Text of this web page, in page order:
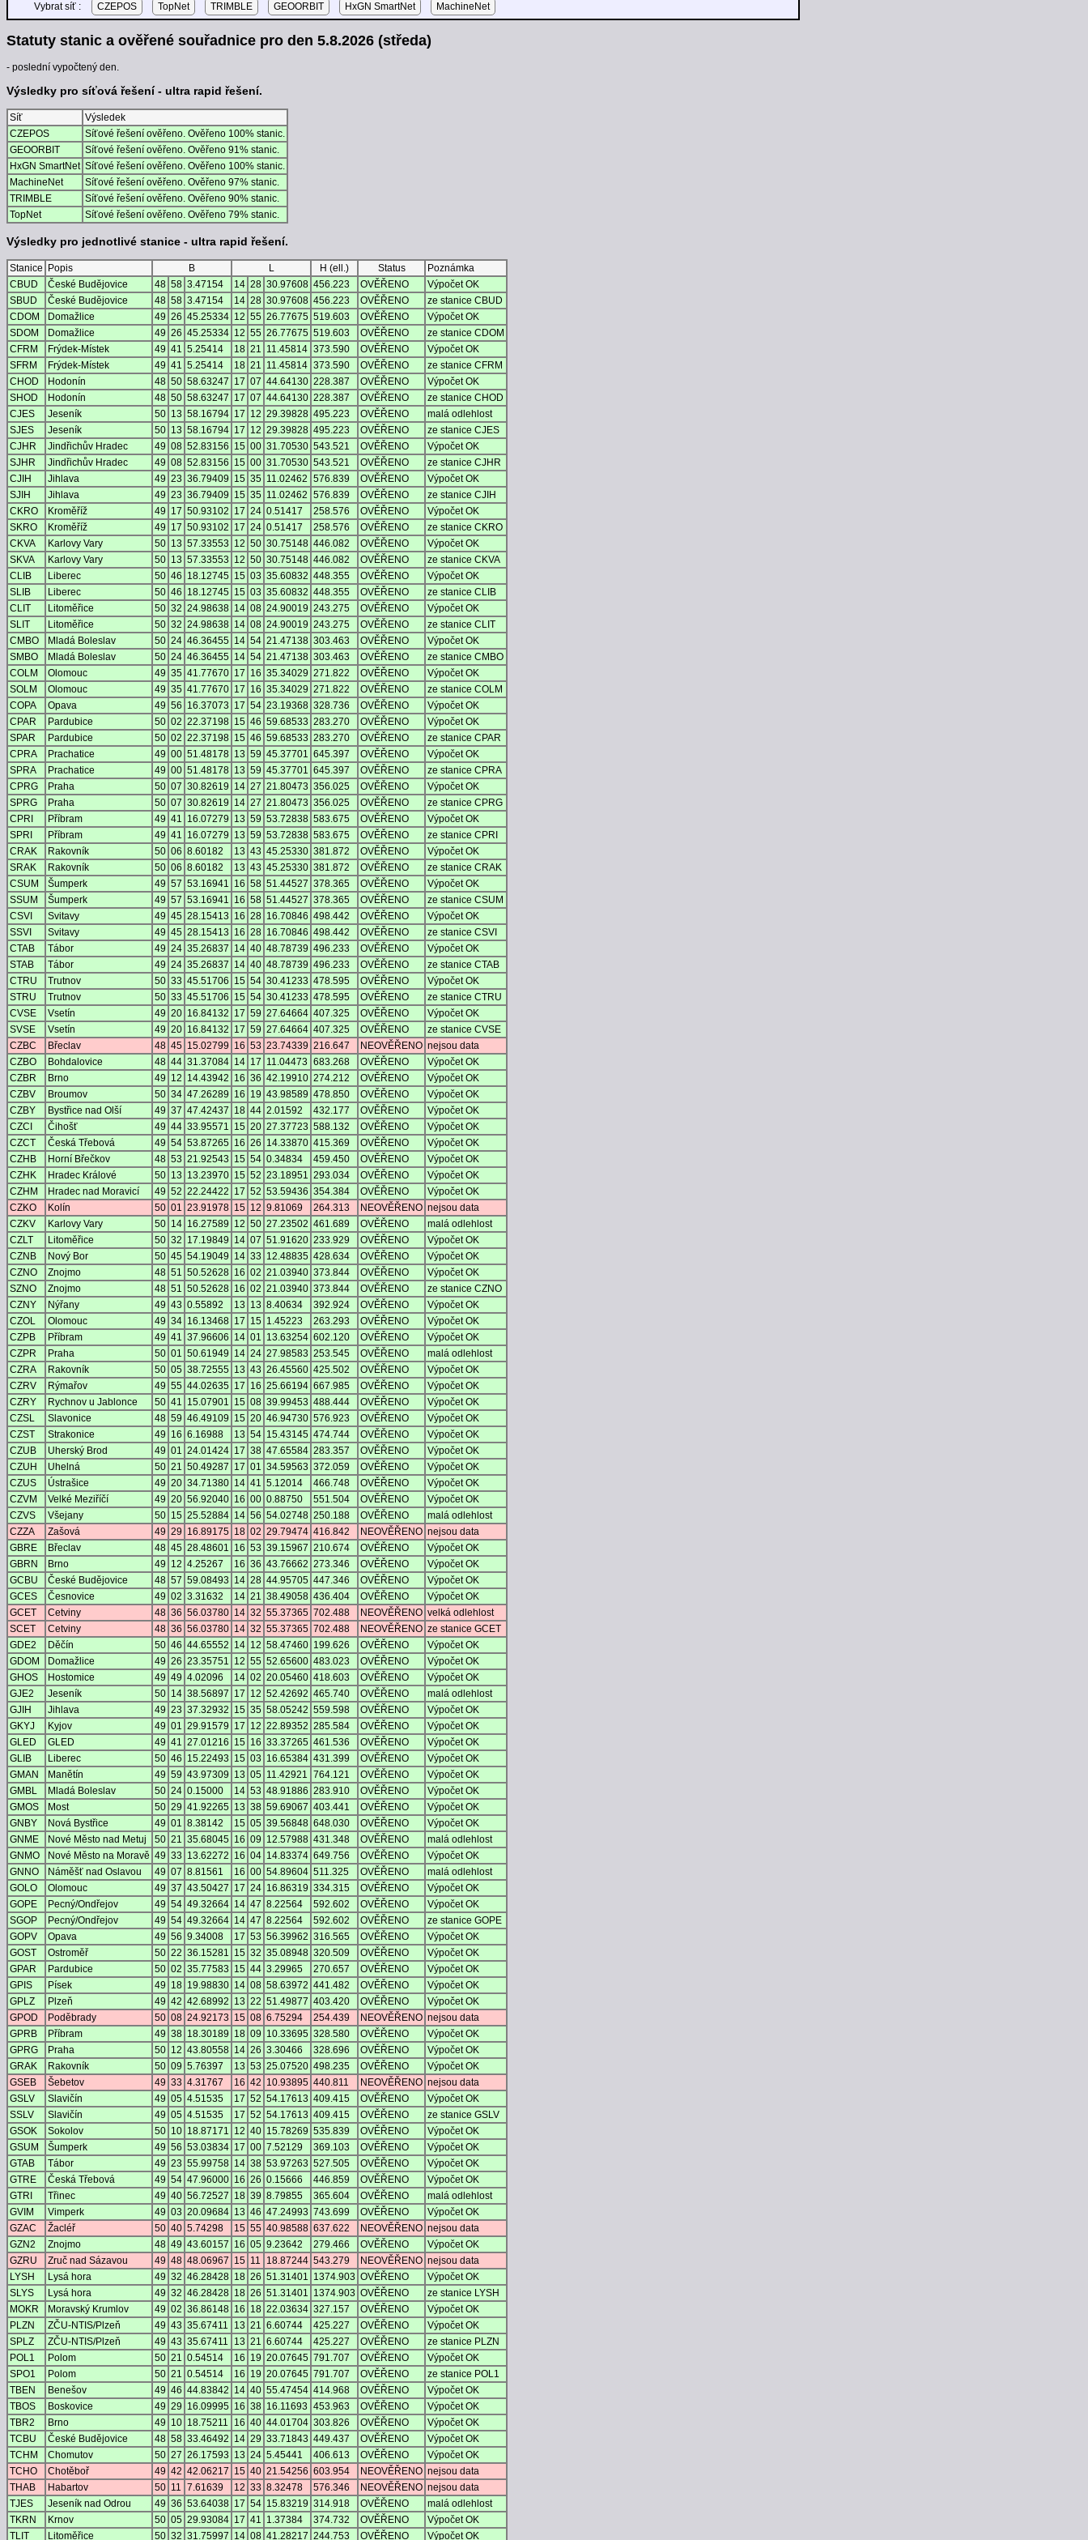
Vybrat síť : CZEPOS TopNet TRIMBLE GEOORBIT HxGN SmartNet MachineNet
Statuty stanic a ověřené souřadnice pro den 5.8.2026 (středa)
- poslední vypočtený den.
Výsledky pro síťová řešení - ultra rapid řešení.
Síť
Výsledek
CZEPOS
Síťové řešení ověřeno. Ověřeno 100% stanic.
GEOORBIT
Síťové řešení ověřeno. Ověřeno 91% stanic.
HxGN SmartNet Síťové řešení ověřeno. Ověřeno 100% stanic.
MachineNet
Síťové řešení ověřeno. Ověřeno 97% stanic.
TRIMBLE
Síťové řešení ověřeno. Ověřeno 90% stanic.
TopNet
Síťové řešení ověřeno. Ověřeno 79% stanic.
Výsledky pro jednotlivé stanice - ultra rapid řešení.
Stanice Popis B L H (ell.) Status
Poznámka
CBUD
České Budějovice 48 58 3.47154 14 28 30.97608 456.223 OVĚŘENO
Výpočet OK
SBUD
České Budějovice 48 58 3.47154 14 28 30.97608 456.223 OVĚŘENO
ze stanice CBUD
CDOM
Domažlice 49 26 45.25334 12 55 26.77675 519.603 OVĚŘENO
Výpočet OK
SDOM
Domažlice 49 26 45.25334 12 55 26.77675 519.603 OVĚŘENO
ze stanice CDOM
CFRM
Frýdek-Místek 49 41 5.25414 18 21 11.45814 373.590 OVĚŘENO
Výpočet OK
SFRM
Frýdek-Místek 49 41 5.25414 18 21 11.45814 373.590 OVĚŘENO
ze stanice CFRM
CHOD
Hodonín 48 50 58.63247 17 07 44.64130 228.387 OVĚŘENO
Výpočet OK
SHOD
Hodonín 48 50 58.63247 17 07 44.64130 228.387 OVĚŘENO
ze stanice CHOD
CJES
Jeseník 50 13 58.16794 17 12 29.39828 495.223 OVĚŘENO
malá odlehlost
SJES
Jeseník 50 13 58.16794 17 12 29.39828 495.223 OVĚŘENO
ze stanice CJES
CJHR
Jindřichův Hradec 49 08 52.83156 15 00 31.70530 543.521 OVĚŘENO
Výpočet OK
SJHR
Jindřichův Hradec 49 08 52.83156 15 00 31.70530 543.521 OVĚŘENO
ze stanice CJHR
CJIH
Jihlava 49 23 36.79409 15 35 11.02462 576.839 OVĚŘENO
Výpočet OK
SJIH
Jihlava 49 23 36.79409 15 35 11.02462 576.839 OVĚŘENO
ze stanice CJIH
CKRO
Kroměříž 49 17 50.93102 17 24 0.51417 258.576 OVĚŘENO
Výpočet OK
SKRO
Kroměříž 49 17 50.93102 17 24 0.51417 258.576 OVĚŘENO
ze stanice CKRO
CKVA
Karlovy Vary 50 13 57.33553 12 50 30.75148 446.082 OVĚŘENO
Výpočet OK
SKVA
Karlovy Vary 50 13 57.33553 12 50 30.75148 446.082 OVĚŘENO
ze stanice CKVA
CLIB
Liberec 50 46 18.12745 15 03 35.60832 448.355 OVĚŘENO
Výpočet OK
SLIB
Liberec 50 46 18.12745 15 03 35.60832 448.355 OVĚŘENO
ze stanice CLIB
CLIT
Litoměřice 50 32 24.98638 14 08 24.90019 243.275 OVĚŘENO
Výpočet OK
SLIT
Litoměřice 50 32 24.98638 14 08 24.90019 243.275 OVĚŘENO
ze stanice CLIT
CMBO
Mladá Boleslav 50 24 46.36455 14 54 21.47138 303.463 OVĚŘENO
Výpočet OK
SMBO
Mladá Boleslav 50 24 46.36455 14 54 21.47138 303.463 OVĚŘENO
ze stanice CMBO
COLM
Olomouc 49 35 41.77670 17 16 35.34029 271.822 OVĚŘENO
Výpočet OK
SOLM
Olomouc 49 35 41.77670 17 16 35.34029 271.822 OVĚŘENO
ze stanice COLM
COPA
Opava 49 56 16.37073 17 54 23.19368 328.736 OVĚŘENO
Výpočet OK
CPAR
Pardubice 50 02 22.37198 15 46 59.68533 283.270 OVĚŘENO
Výpočet OK
SPAR
Pardubice 50 02 22.37198 15 46 59.68533 283.270 OVĚŘENO
ze stanice CPAR
CPRA
Prachatice 49 00 51.48178 13 59 45.37701 645.397 OVĚŘENO
Výpočet OK
SPRA
Prachatice 49 00 51.48178 13 59 45.37701 645.397 OVĚŘENO
ze stanice CPRA
CPRG
Praha 50 07 30.82619 14 27 21.80473 356.025 OVĚŘENO
Výpočet OK
SPRG
Praha 50 07 30.82619 14 27 21.80473 356.025 OVĚŘENO
ze stanice CPRG
CPRI
Příbram 49 41 16.07279 13 59 53.72838 583.675 OVĚŘENO
Výpočet OK
SPRI
Příbram 49 41 16.07279 13 59 53.72838 583.675 OVĚŘENO
ze stanice CPRI
CRAK
Rakovník 50 06 8.60182 13 43 45.25330 381.872 OVĚŘENO
Výpočet OK
SRAK
Rakovník 50 06 8.60182 13 43 45.25330 381.872 OVĚŘENO
ze stanice CRAK
CSUM
Šumperk 49 57 53.16941 16 58 51.44527 378.365 OVĚŘENO
Výpočet OK
SSUM
Šumperk 49 57 53.16941 16 58 51.44527 378.365 OVĚŘENO
ze stanice CSUM
CSVI
Svitavy 49 45 28.15413 16 28 16.70846 498.442 OVĚŘENO
Výpočet OK
SSVI
Svitavy 49 45 28.15413 16 28 16.70846 498.442 OVĚŘENO
ze stanice CSVI
CTAB
Tábor 49 24 35.26837 14 40 48.78739 496.233 OVĚŘENO
Výpočet OK
STAB
Tábor 49 24 35.26837 14 40 48.78739 496.233 OVĚŘENO
ze stanice CTAB
CTRU
Trutnov 50 33 45.51706 15 54 30.41233 478.595 OVĚŘENO
Výpočet OK
STRU
Trutnov 50 33 45.51706 15 54 30.41233 478.595 OVĚŘENO
ze stanice CTRU
CVSE
Vsetín 49 20 16.84132 17 59 27.64664 407.325 OVĚŘENO
Výpočet OK
SVSE
Vsetín 49 20 16.84132 17 59 27.64664 407.325 OVĚŘENO
ze stanice CVSE
CZBC
Břeclav 48 45 15.02799 16 53 23.74339 216.647 NEOVĚŘENO nejsou data
CZBO
Bohdalovice 48 44 31.37084 14 17 11.04473 683.268 OVĚŘENO
Výpočet OK
CZBR
Brno 49 12 14.43942 16 36 42.19910 274.212 OVĚŘENO
Výpočet OK
CZBV
Broumov 50 34 47.26289 16 19 43.98589 478.850 OVĚŘENO
Výpočet OK
CZBY
Bystřice nad Olší 49 37 47.42437 18 44 2.01592 432.177 OVĚŘENO
Výpočet OK
CZCI
Čihošť 49 44 33.95571 15 20 27.37723 588.132 OVĚŘENO
Výpočet OK
CZCT
Česká Třebová 49 54 53.87265 16 26 14.33870 415.369 OVĚŘENO
Výpočet OK
CZHB
Horní Břečkov 48 53 21.92543 15 54 0.34834 459.450 OVĚŘENO
Výpočet OK
CZHK
Hradec Králové 50 13 13.23970 15 52 23.18951 293.034 OVĚŘENO
Výpočet OK
CZHM
Hradec nad Moravicí 49 52 22.24422 17 52 53.59436 354.384 OVĚŘENO
Výpočet OK
CZKO
Kolín 50 01 23.91978 15 12 9.81069 264.313 NEOVĚŘENO nejsou data
CZKV
Karlovy Vary 50 14 16.27589 12 50 27.23502 461.689 OVĚŘENO
malá odlehlost
CZLT
Litoměřice 50 32 17.19849 14 07 51.91620 233.929 OVĚŘENO
Výpočet OK
CZNB
Nový Bor 50 45 54.19049 14 33 12.48835 428.634 OVĚŘENO
Výpočet OK
CZNO
Znojmo 48 51 50.52628 16 02 21.03940 373.844 OVĚŘENO
Výpočet OK
SZNO
Znojmo 48 51 50.52628 16 02 21.03940 373.844 OVĚŘENO
ze stanice CZNO
CZNY
Nýřany 49 43 0.55892 13 13 8.40634 392.924 OVĚŘENO
Výpočet OK
CZOL
Olomouc 49 34 16.13468 17 15 1.45223 263.293 OVĚŘENO
Výpočet OK
CZPB
Příbram 49 41 37.96606 14 01 13.63254 602.120 OVĚŘENO
Výpočet OK
CZPR
Praha 50 01 50.61949 14 24 27.98583 253.545 OVĚŘENO
malá odlehlost
CZRA
Rakovník 50 05 38.72555 13 43 26.45560 425.502 OVĚŘENO
Výpočet OK
CZRV
Rýmařov 49 55 44.02635 17 16 25.66194 667.985 OVĚŘENO
Výpočet OK
CZRY
Rychnov u Jablonce 50 41 15.07901 15 08 39.99453 488.444 OVĚŘENO
Výpočet OK
CZSL
Slavonice 48 59 46.49109 15 20 46.94730 576.923 OVĚŘENO
Výpočet OK
CZST
Strakonice 49 16 6.16988 13 54 15.43145 474.744 OVĚŘENO
Výpočet OK
CZUB
Uherský Brod 49 01 24.01424 17 38 47.65584 283.357 OVĚŘENO
Výpočet OK
CZUH
Uhelná 50 21 50.49287 17 01 34.59563 372.059 OVĚŘENO
Výpočet OK
CZUS
Ústrašice 49 20 34.71380 14 41 5.12014 466.748 OVĚŘENO
Výpočet OK
CZVM
Velké Meziříčí 49 20 56.92040 16 00 0.88750 551.504 OVĚŘENO
Výpočet OK
CZVS
Všejany 50 15 25.52884 14 56 54.02748 250.188 OVĚŘENO
malá odlehlost
CZZA
Zašová 49 29 16.89175 18 02 29.79474 416.842 NEOVĚŘENO nejsou data
GBRE
Břeclav 48 45 28.48601 16 53 39.15967 210.674 OVĚŘENO
Výpočet OK
GBRN
Brno 49 12 4.25267 16 36 43.76662 273.346 OVĚŘENO
Výpočet OK
GCBU
České Budějovice 48 57 59.08493 14 28 44.95705 447.346 OVĚŘENO
Výpočet OK
GCES
Česnovice 49 02 3.31632 14 21 38.49058 436.404 OVĚŘENO
Výpočet OK
GCET
Cetviny 48 36 56.03780 14 32 55.37365 702.488 NEOVĚŘENO velká odlehlost
SCET
Cetviny 48 36 56.03780 14 32 55.37365 702.488 NEOVĚŘENO ze stanice GCET
GDE2
Děčín 50 46 44.65552 14 12 58.47460 199.626 OVĚŘENO
Výpočet OK
GDOM
Domažlice 49 26 23.35751 12 55 52.65600 483.023 OVĚŘENO
Výpočet OK
GHOS
Hostomice 49 49 4.02096 14 02 20.05460 418.603 OVĚŘENO
Výpočet OK
GJE2
Jeseník 50 14 38.56897 17 12 52.42692 465.740 OVĚŘENO
malá odlehlost
GJIH
Jihlava 49 23 37.32932 15 35 58.05242 559.598 OVĚŘENO
Výpočet OK
GKYJ
Kyjov 49 01 29.91579 17 12 22.89352 285.584 OVĚŘENO
Výpočet OK
GLED
GLED 49 41 27.01216 15 16 33.37265 461.536 OVĚŘENO
Výpočet OK
GLIB
Liberec 50 46 15.22493 15 03 16.65384 431.399 OVĚŘENO
Výpočet OK
GMAN
Manětín 49 59 43.97309 13 05 11.42921 764.121 OVĚŘENO
Výpočet OK
GMBL
Mladá Boleslav 50 24 0.15000 14 53 48.91886 283.910 OVĚŘENO
Výpočet OK
GMOS
Most 50 29 41.92265 13 38 59.69067 403.441 OVĚŘENO
Výpočet OK
GNBY
Nová Bystřice 49 01 8.38142 15 05 39.56848 648.030 OVĚŘENO
Výpočet OK
GNME
Nové Město nad Metuj 50 21 35.68045 16 09 12.57988 431.348 OVĚŘENO
malá odlehlost
GNMO
Nové Město na Moravě 49 33 13.62272 16 04 14.83374 649.756 OVĚŘENO
Výpočet OK
GNNO
Náměšť nad Oslavou 49 07 8.81561 16 00 54.89604 511.325 OVĚŘENO
malá odlehlost
GOLO
Olomouc 49 37 43.50427 17 24 16.86319 334.315 OVĚŘENO
Výpočet OK
GOPE
Pecný/Ondřejov 49 54 49.32664 14 47 8.22564 592.602 OVĚŘENO
Výpočet OK
SGOP
Pecný/Ondřejov 49 54 49.32664 14 47 8.22564 592.602 OVĚŘENO
ze stanice GOPE
GOPV
Opava 49 56 9.34008 17 53 56.39962 316.565 OVĚŘENO
Výpočet OK
GOST
Ostroměř 50 22 36.15281 15 32 35.08948 320.509 OVĚŘENO
Výpočet OK
GPAR
Pardubice 50 02 35.77583 15 44 3.29965 270.657 OVĚŘENO
Výpočet OK
GPIS
Písek 49 18 19.98830 14 08 58.63972 441.482 OVĚŘENO
Výpočet OK
GPLZ
Plzeň 49 42 42.68992 13 22 51.49877 403.420 OVĚŘENO
Výpočet OK
GPOD
Poděbrady 50 08 24.92173 15 08 6.75294 254.439 NEOVĚŘENO nejsou data
GPRB
Příbram 49 38 18.30189 18 09 10.33695 328.580 OVĚŘENO
Výpočet OK
GPRG
Praha 50 12 43.80558 14 26 3.30466 328.696 OVĚŘENO
Výpočet OK
GRAK
Rakovník 50 09 5.76397 13 53 25.07520 498.235 OVĚŘENO
Výpočet OK
GSEB
Šebetov 49 33 4.31767 16 42 10.93895 440.811 NEOVĚŘENO nejsou data
GSLV
Slavičín 49 05 4.51535 17 52 54.17613 409.415 OVĚŘENO
Výpočet OK
SSLV
Slavičín 49 05 4.51535 17 52 54.17613 409.415 OVĚŘENO
ze stanice GSLV
GSOK
Sokolov 50 10 18.87171 12 40 15.78269 535.839 OVĚŘENO
Výpočet OK
GSUM
Šumperk 49 56 53.03834 17 00 7.52129 369.103 OVĚŘENO
Výpočet OK
GTAB
Tábor 49 23 55.99758 14 38 53.97263 527.505 OVĚŘENO
Výpočet OK
GTRE
Česká Třebová 49 54 47.96000 16 26 0.15666 446.859 OVĚŘENO
Výpočet OK
GTRI
Třinec 49 40 56.72527 18 39 8.79855 365.604 OVĚŘENO
malá odlehlost
GVIM
Vimperk 49 03 20.09684 13 46 47.24993 743.699 OVĚŘENO
Výpočet OK
GZAC
Žacléř 50 40 5.74298 15 55 40.98588 637.622 NEOVĚŘENO nejsou data
GZN2
Znojmo 48 49 43.60157 16 05 9.23642 279.466 OVĚŘENO
Výpočet OK
GZRU
Zruč nad Sázavou 49 48 48.06967 15 11 18.87244 543.279 NEOVĚŘENO nejsou data
LYSH
Lysá hora 49 32 46.28428 18 26 51.31401 1374.903 OVĚŘENO
Výpočet OK
SLYS
Lysá hora 49 32 46.28428 18 26 51.31401 1374.903 OVĚŘENO
ze stanice LYSH
MOKR
Moravský Krumlov 49 02 36.86148 16 18 22.03634 327.157 OVĚŘENO
Výpočet OK
PLZN
ZČU-NTIS/Plzeň 49 43 35.67411 13 21 6.60744 425.227 OVĚŘENO
Výpočet OK
SPLZ
ZČU-NTIS/Plzeň 49 43 35.67411 13 21 6.60744 425.227 OVĚŘENO
ze stanice PLZN
POL1
Polom 50 21 0.54514 16 19 20.07645 791.707 OVĚŘENO
Výpočet OK
SPO1
Polom 50 21 0.54514 16 19 20.07645 791.707 OVĚŘENO
ze stanice POL1
TBEN
Benešov 49 46 44.83842 14 40 55.47454 414.968 OVĚŘENO
Výpočet OK
TBOS
Boskovice 49 29 16.09995 16 38 16.11693 453.963 OVĚŘENO
Výpočet OK
TBR2
Brno 49 10 18.75211 16 40 44.01704 303.826 OVĚŘENO
Výpočet OK
TCBU
České Budějovice 48 58 33.46492 14 29 33.71843 449.437 OVĚŘENO
Výpočet OK
TCHM
Chomutov 50 27 26.17593 13 24 5.45441 406.613 OVĚŘENO
Výpočet OK
TCHO
Chotěboř 49 42 42.06217 15 40 21.54256 603.954 NEOVĚŘENO nejsou data
THAB
Habartov 50 11 7.61639 12 33 8.32478 576.346 NEOVĚŘENO nejsou data
TJES
Jeseník nad Odrou 49 36 53.64038 17 54 15.83219 314.918 OVĚŘENO
malá odlehlost
TKRN
Krnov 50 05 29.93084 17 41 1.37384 374.732 OVĚŘENO
Výpočet OK
TLIT
Litoměřice 50 32 31.75997 14 08 41.28217 244.753 OVĚŘENO Výpočet OK